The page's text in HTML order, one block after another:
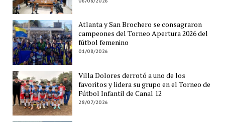
Atlanta y San Brochero se consagraron
campeones del Torneo Apertura 2026 del
fútbol femenino
01/08/2026
Villa Dolores derrotó a uno de los
favoritos y lidera su grupo en el Torneo de
Fútbol Infantil de Canal 12
28/07/2026